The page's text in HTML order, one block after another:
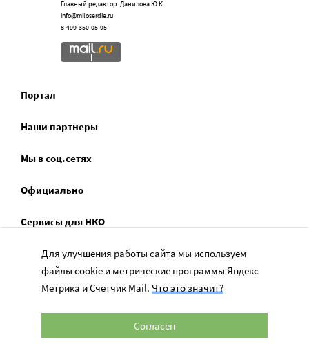
Главный редактор: Данилова Ю.К.
info@miloserdie.ru
8-499-350-05-95
Портал
Наши партнеры
Мы в соц.сетях
Официально
Сервисы для НКО
Спецпроекты
Социальное служение
Для улучшения работы сайта мы используем
файлы cookie и метрические программы Яндекс
Метрика и Счетчик Mail. Что это значит?
Согласен